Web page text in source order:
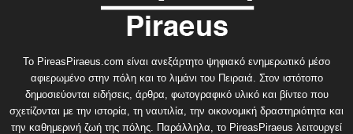
Το PireasPiraeus.com είναι ανεξάρτητο ψηφιακό ενημερωτικό μέσο
αφιερωμένο στην πόλη και το λιμάνι του Πειραιά. Στον ιστότοπο
δημοσιεύονται ειδήσεις, άρθρα, φωτογραφικό υλικό και βίντεο που
σχετίζονται με την ιστορία, τη ναυτιλία, την οικονομική δραστηριότητα και
την καθημερινή ζωή της πόλης. Παράλληλα, το PireasPiraeus λειτουργεί